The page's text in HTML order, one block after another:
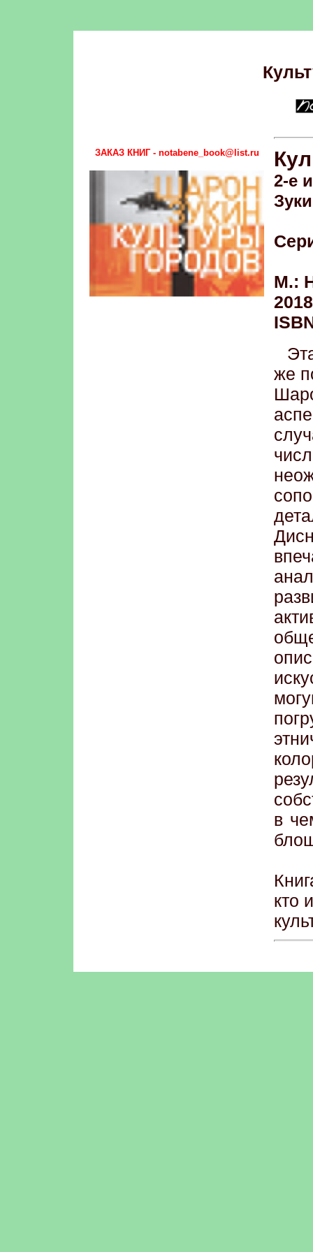
ЗАКАЗ КНИГ - notabene_book@list.ru
2-е
М.:
же
в
кто